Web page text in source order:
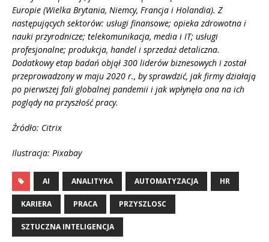
Europie (Wielka Brytania, Niemcy, Francja i Holandia). Z
następujących sektorów: usługi finansowe; opieka zdrowotna i
nauki przyrodnicze; telekomunikacja, media i IT; usługi
profesjonalne; produkcja, handel i sprzedaż detaliczna.
Dodatkowy etap badań objął 300 liderów biznesowych i został
przeprowadzony w maju 2020 r., by sprawdzić, jak firmy działają
po pierwszej fali globalnej pandemii i jak wpłynęła ona na ich
poglądy na przyszłość pracy.
Źródło: Citrix
Ilustracja: Pixabay
AI ANALITYKA AUTOMATYZACJA HR
KARIERA PRACA PRZYSZLOSC
SZTUCZNA INTELIGENCJA